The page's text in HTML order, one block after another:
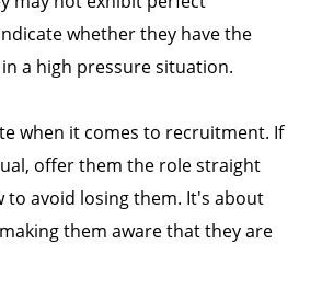
whether they have the
a high pressure situation.
when it comes to recruitment. If
offer them the role straight
to avoid losing them. It's about
them aware that they are